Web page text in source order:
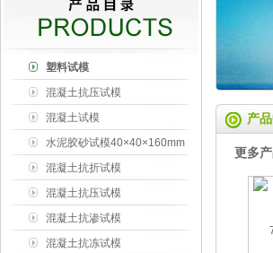
塑料试模
混凝土抗压试模
混凝土试模
水泥胶砂试模40×40×160mm
混凝土抗折试模
150×150×550mm
混凝土抗压试模
100×100×100mm
混凝土抗渗试模
175×185×150mm
混凝土抗冻试模
产
更多